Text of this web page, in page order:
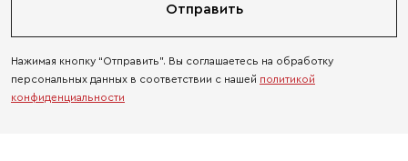
Отправить
Нажимая кнопку “Отправить”. Вы соглашаетесь на обработку
персональных данных в соответствии с нашей политикой
конфиденциальности